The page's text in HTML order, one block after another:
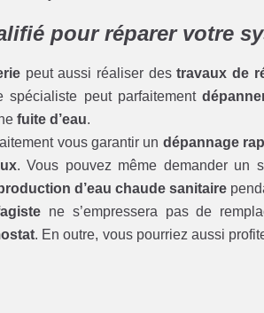
pour réparer votre
peut aussi réaliser destravaux de
spécialiste peut parfaitement
fuite d’eau.
vous garantir un dépannage
. Vous pouvez même demander un
d’eau chaude sanitaire
ne s’empressera pas de
. En outre, vous pourriez aussi